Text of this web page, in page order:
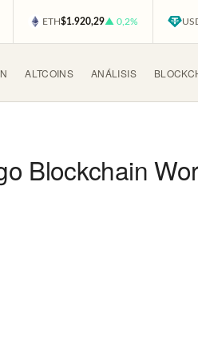
ETH$1.920,29▲ 0,2%
ALTCOINS ANÁLISIS
Blockchain